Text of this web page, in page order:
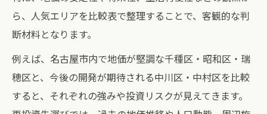
ら、人気エリアを比較表で整理することで、客観的な判
断材料となります。
例えば、名古屋市内で地価が堅調な千種区・昭和区・瑞
穂区と、今後の開発が期待される中川区・中村区を比較
すると、それぞれの強みや投資リスクが見えてきます。